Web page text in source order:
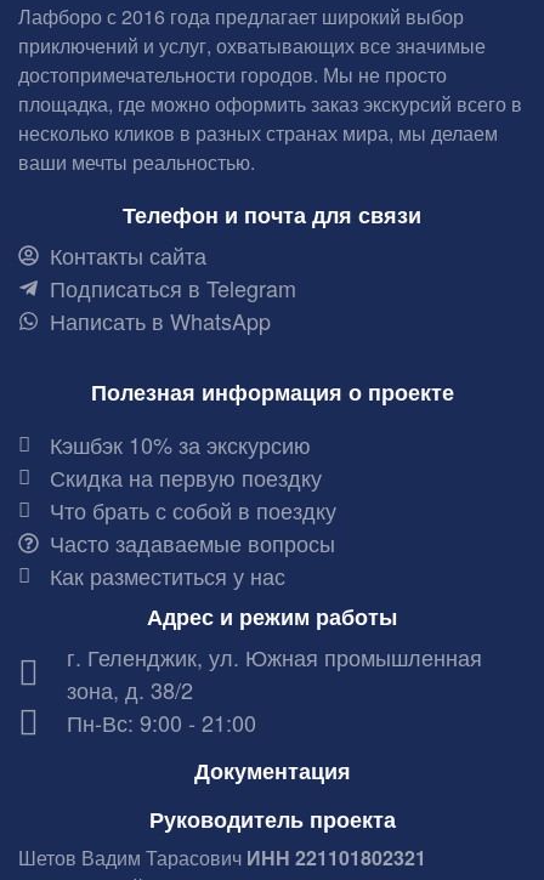
Лафборо с 2016 года предлагает широкий выбор
приключений и услуг, охватывающих все значимые
достопримечательности городов. Мы не просто
площадка, где можно оформить заказ экскурсий всего в
несколько кликов в разных странах мира, мы делаем
ваши мечты реальностью.
Телефон и почта для связи
Контакты сайта
Подписаться в Telegram
Написать в WhatsApp
Полезная информация о проекте
Кэшбэк 10% за экскурсию
Скидка на первую поездку
Что брать с собой в поездку
Часто задаваемые вопросы
Как разместиться у нас
Адрес и режим работы
г. Геленджик, ул. Южная промышленная
зона, д. 38/2
Пн-Вс: 9:00 - 21:00
Документация
Руководитель проекта
Шетов Вадим Тарасович ИНН 221101802321